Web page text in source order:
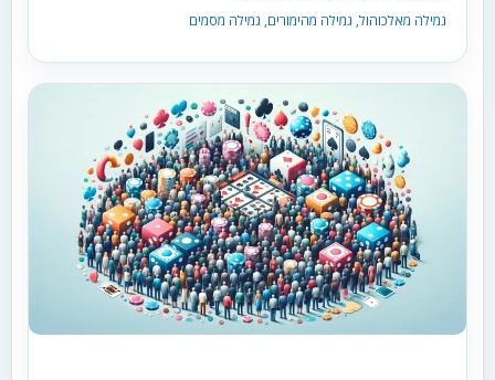
גמילה מאלכוהול, גמילה מהימורים, גמילה מסמים